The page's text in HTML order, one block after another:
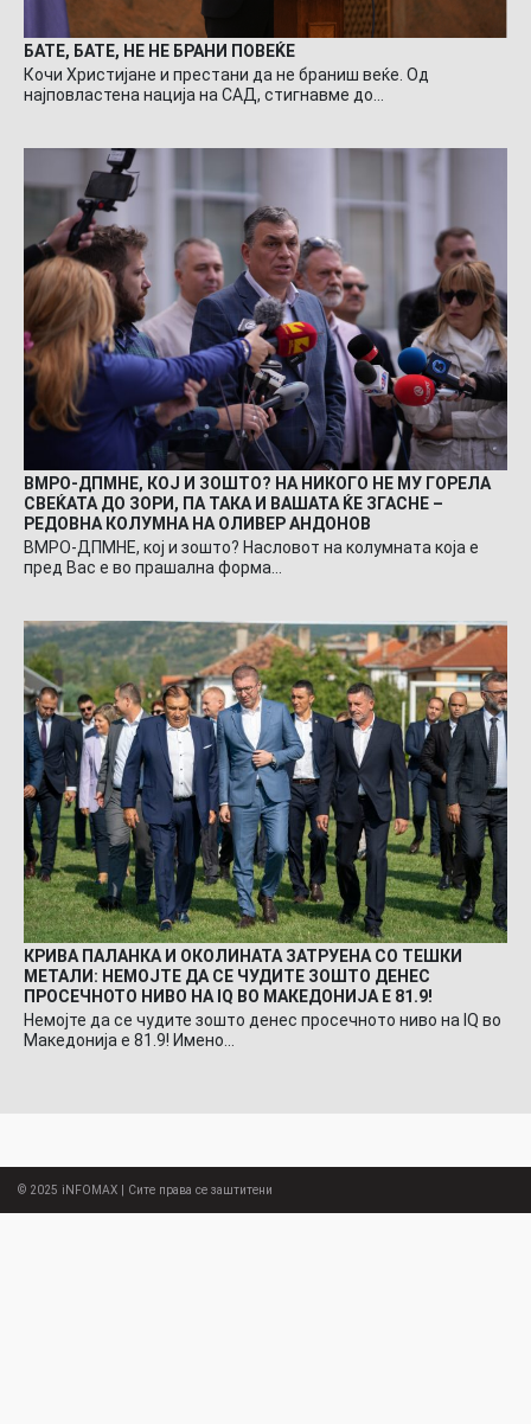
БАТЕ, БАТЕ, НЕ НЕ БРАНИ ПОВЕЌЕ
Кочи Христијане и престани да не браниш веќе. Од
најповластена нација на САД, стигнавме до…
ВМРО-ДПМНЕ, КОЈ И ЗОШТО? НА НИКОГО НЕ МУ ГОРЕЛА
СВЕЌАТА ДО ЗОРИ, ПА ТАКА И ВАШАТА ЌЕ ЗГАСНЕ –
РЕДОВНА КОЛУМНА НА ОЛИВЕР АНДОНОВ
ВМРО-ДПМНЕ, кој и зошто? Насловот на колумната која е
пред Вас е во прашална форма…
КРИВА ПАЛАНКА И ОКОЛИНАТА ЗАТРУЕНА СО ТЕШКИ
МЕТАЛИ: НЕМОЈТЕ ДА СЕ ЧУДИТЕ ЗОШТО ДЕНЕС
ПРОСЕЧНОТО НИВО НА IQ ВО МАКЕДОНИЈА Е 81.9!
Немојте да се чудите зошто денес просечното ниво на IQ во
Македонија е 81.9! Имено…
© 2025 iNFOMAX | Сите права се заштитени